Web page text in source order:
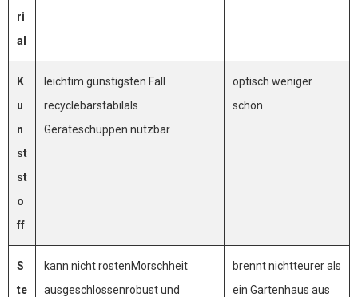
ri
al
K
u
n
st
st
o
ff
leichtim günstigsten Fall
recyclebarstabilals
Geräteschuppen nutzbar
optisch weniger
schön
S
te
kann nicht rostenMorschheit
ausgeschlossenrobust und
brennt nichtteurer als
ein Gartenhaus aus